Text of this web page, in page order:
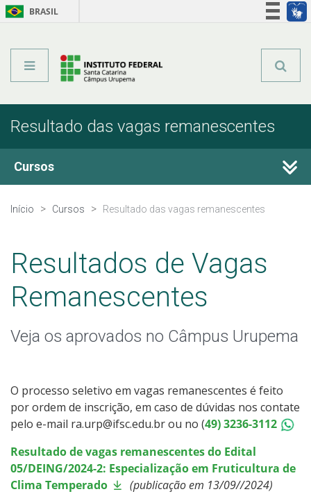
BRASIL
Resultado das vagas remanescentes
Cursos
Técnicos Concomitantes
Qualificação Profissional e Idiomas
Graduação
Especialização
Mestrado
Todos os cursos
Início Cursos Resultado das vagas remanescentes
Resultados de Vagas
Remanescentes
Veja os aprovados no Câmpus Urupema
O processo seletivo em vagas remanescentes é feito
por ordem de inscrição, em caso de dúvidas nos contate
pelo e-mail ra.urp@ifsc.edu.br ou no (49) 3236-3112
Resultado de vagas remanescentes do Edital
05/DEING/2024-2: Especialização em Fruticultura de
Clima Temperado
(publicação em 13/09//2024)